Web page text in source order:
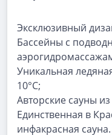
Эксклюзивный
Бассейны с
Уникальная
10°C;
Авторские сауны
Единственная в
инфакрасная сауна.